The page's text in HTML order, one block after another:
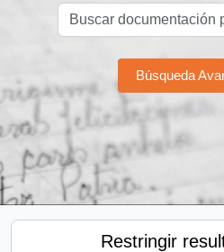
Búsqueda
Restringir